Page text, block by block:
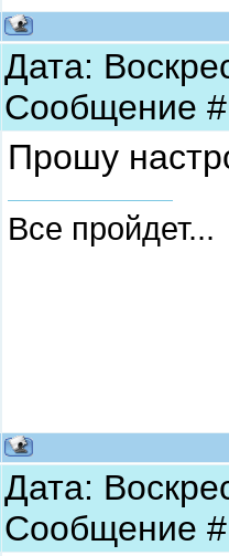
Дата:
Сообщение
Прошу
Все пройдет...
Дата:
Сообщение